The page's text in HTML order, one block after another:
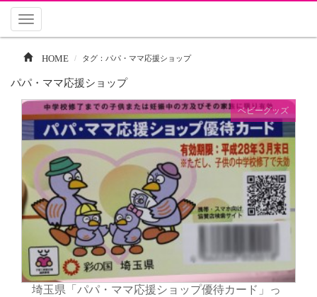
Toggle
HOME タグ：パパ・ママ応援ショップ
パパ・ママ応援ショップ
ベビーグッズ
埼玉県「パパ・ママ応援ショップ優待カード」っ